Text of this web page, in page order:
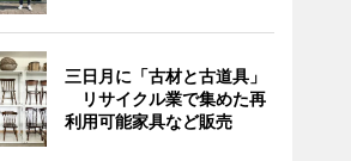
三日月に「古材と古道具」
リサイクル業で集めた再
利用可能家具など販売